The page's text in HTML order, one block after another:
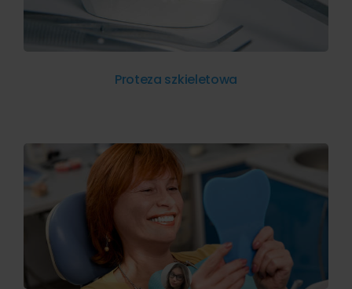
Proteza szkieletowa